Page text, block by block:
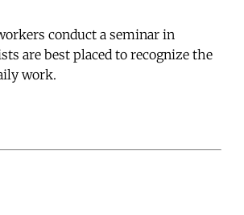
conduct a seminar in
are best placed to recognize the
work.